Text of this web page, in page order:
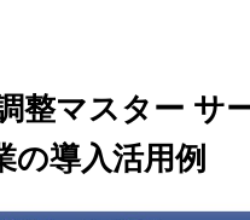
整マスター サ
の導入活用例